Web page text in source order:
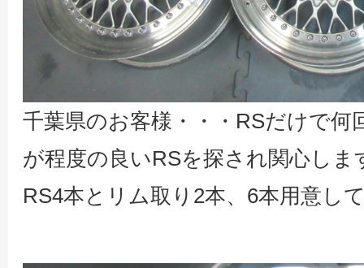
千葉県のお客様・・・RSだけで何
が程度の良いRSを探され関心し
RS4本とリム取り2本、6本用意し